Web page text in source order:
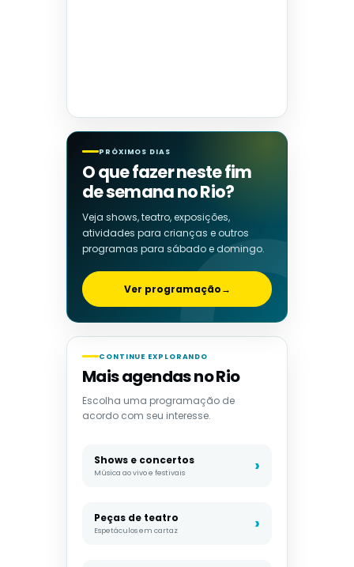
PRÓXIMOS DIAS
O que fazer neste fim
de semana no Rio?
Veja shows, teatro, exposições,
atividades para crianças e outros
programas para sábado e domingo.
Ver programação→
CONTINUE EXPLORANDO
Mais agendas no Rio
Escolha uma programação de
acordo com seu interesse.
Shows e concertos
Música ao vivo e festivais
Peças de teatro
Espetáculos em cartaz